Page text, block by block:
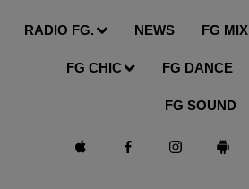
RADIO FG. NEWS FG MIX
FG CHIC FG DANCE
FG SOUND